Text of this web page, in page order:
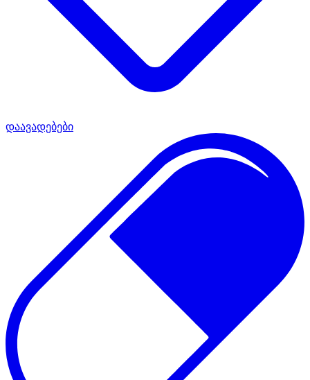
დაავადებები